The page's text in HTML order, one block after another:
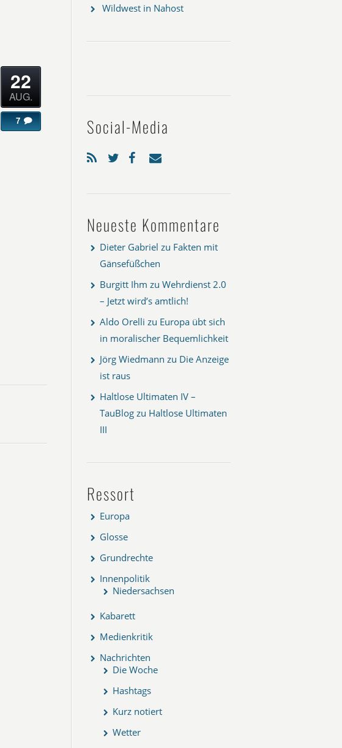
22
AUG.
7
Wildwest in Nahost
Social-Media
Neueste Kommentare
Dieter Gabriel zu Fakten mit
Gänsefüßchen
Burgitt Ihm zu Wehrdienst 2.0
– Jetzt wird’s amtlich!
Aldo Orelli zu Europa übt sich
in moralischer Bequemlichkeit
Jörg Wiedmann zu Die Anzeige
ist raus
Haltlose Ultimaten IV –
TauBlog zu Haltlose Ultimaten
III
Ressort
Europa
Glosse
Grundrechte
Innenpolitik
Niedersachsen
Kabarett
Medienkritik
Nachrichten
Die Woche
Hashtags
Kurz notiert
Wetter